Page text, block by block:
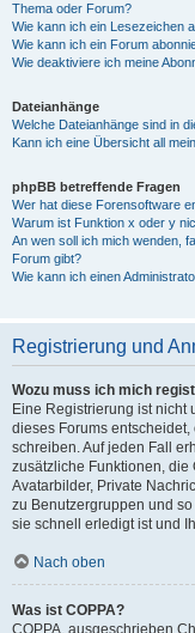
Thema oder Forum?
Wie kann ich ein Lesezeichen
Wie kann ich ein Forum
Wie deaktiviere ich meine
Dateianhänge
Welche Dateianhänge sind in
Kann ich eine Übersicht all
phpBB betreffende Fragen
Wer hat diese Forensoftware
Warum ist Funktion x oder y
An wen soll ich mich wenden,
Forum gibt?
Wie kann ich einen
Registrierung und
Wozu muss ich mich
Eine Registrierung ist nicht
dieses Forums
schreiben. Auf jeden Fall
zusätzliche Funktionen, die
Avatarbilder, Private
zu Benutzergruppen und
sie schnell erledigt ist und
Nach oben
Was ist COPPA?
COPPA, ausgeschrieben